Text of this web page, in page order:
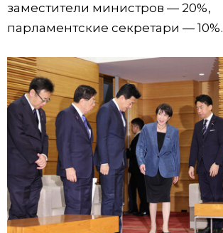
заместители министров — 20%,
парламентские секретари — 10%.